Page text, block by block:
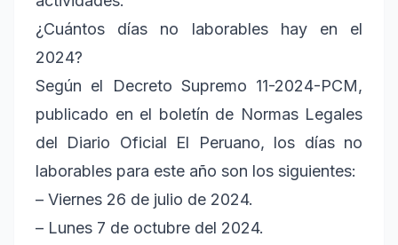
¿Cuántos días no laborables hay en el
2024?
Según el Decreto Supremo 11-2024-PCM,
publicado en el boletín de Normas Legales
del Diario Oficial El Peruano, los días no
laborables para este año son los siguientes:
– Viernes 26 de julio de 2024.
– Lunes 7 de octubre del 2024.